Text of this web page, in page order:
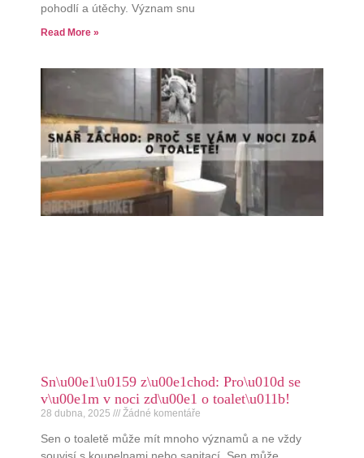
pohodlí a útěchy. Význam snu
Read More »
Sn\u00e1\u0159 z\u00e1chod: Pro\u010d se
v\u00e1m v noci zd\u00e1 o toalet\u011b!
28 dubna, 2025 Žádné komentáře
Sen o toaletě může mít mnoho významů a ne vždy
souvisí s koupelnami nebo sanitací. Sen může